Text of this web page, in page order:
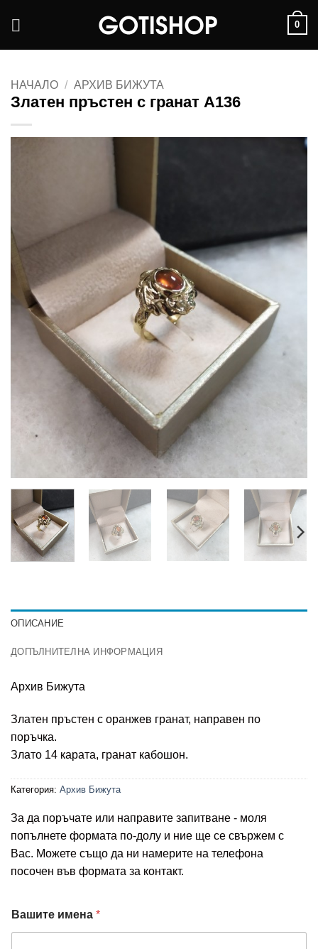
0
НАЧАЛО / АРХИВ БИЖУТА
Златен пръстен с гранат A136
ОПИСАНИЕ
ДОПЪЛНИТЕЛНА ИНФОРМАЦИЯ
Архив Бижута
Златен пръстен с оранжев гранат, направен по
поръчка.
Злато 14 карата, гранат кабошон.
Категория: Архив Бижута
За да поръчате или направите запитване - моля
попълнете формата по-долу и ние ще се свържем с
Вас. Можете също да ни намерите на телефона
посочен във формата за контакт.
Вашите имена *